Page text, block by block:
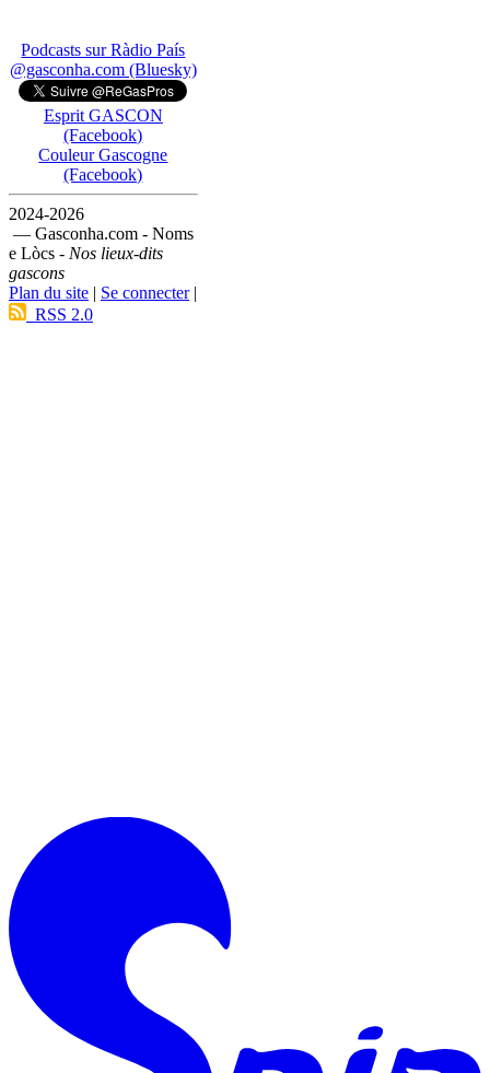
Podcasts sur Ràdio País
@gasconha.com (Bluesky)
Esprit GASCON
(Facebook)
Couleur Gascogne
(Facebook)
2024-2026
— Gasconha.com - Noms
e Lòcs - Nos lieux-dits
gascons
Plan du site | Se connecter|
RSS 2.0